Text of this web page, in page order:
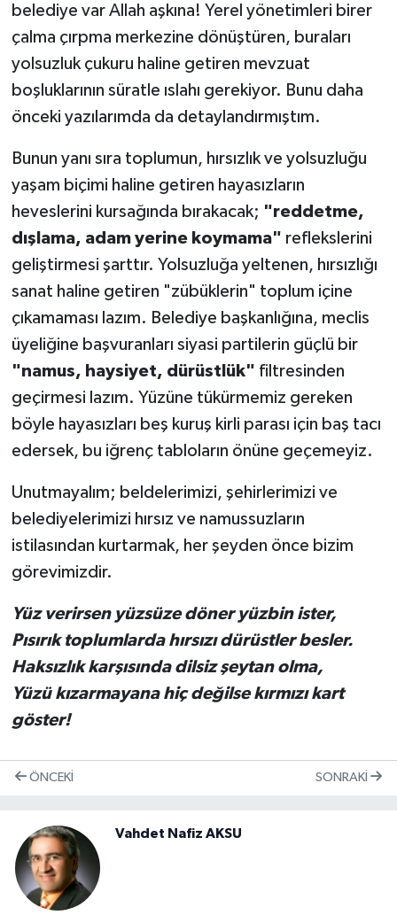
belediye var Allah aşkına! Yerel yönetimleri birer
çalma çırpma merkezine dönüştüren, buraları
yolsuzluk çukuru haline getiren mevzuat
boşluklarının süratle ıslahı gerekiyor. Bunu daha
önceki yazılarımda da detaylandırmıştım.
Bunun yanı sıra toplumun, hırsızlık ve yolsuzluğu
yaşam biçimi haline getiren hayasızların
heveslerini kursağında bırakacak; "reddetme,
dışlama, adam yerine koymama" reflekslerini
geliştirmesi şarttır. Yolsuzluğa yeltenen, hırsızlığı
sanat haline getiren "zübüklerin" toplum içine
çıkamaması lazım. Belediye başkanlığına, meclis
üyeliğine başvuranları siyasi partilerin güçlü bir
"namus, haysiyet, dürüstlük" filtresinden
geçirmesi lazım. Yüzüne tükürmemiz gereken
böyle hayasızları beş kuruş kirli parası için baş tacı
edersek, bu iğrenç tabloların önüne geçemeyiz.
Unutmayalım; beldelerimizi, şehirlerimizi ve
belediyelerimizi hırsız ve namussuzların
istilasından kurtarmak, her şeyden önce bizim
görevimizdir.
Yüz verirsen yüzsüze döner yüzbin ister,
Pısırık toplumlarda hırsızı dürüstler besler.
Haksızlık karşısında dilsiz şeytan olma,
Yüzü kızarmayana hiç değilse kırmızı kart
göster!
ÖNCEKI SONRAKI
Vahdet Nafiz AKSU